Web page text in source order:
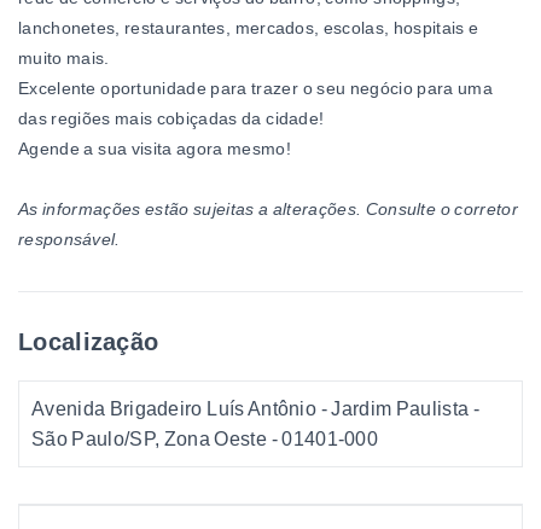
lanchonetes, restaurantes, mercados, escolas, hospitais e
muito mais.
Excelente oportunidade para trazer o seu negócio para uma
das regiões mais cobiçadas da cidade!
Agende a sua visita agora mesmo!
As informações estão sujeitas a alterações. Consulte o corretor
responsável.
Localização
Avenida Brigadeiro Luís Antônio - Jardim Paulista -
São Paulo/SP, Zona Oeste - 01401-000